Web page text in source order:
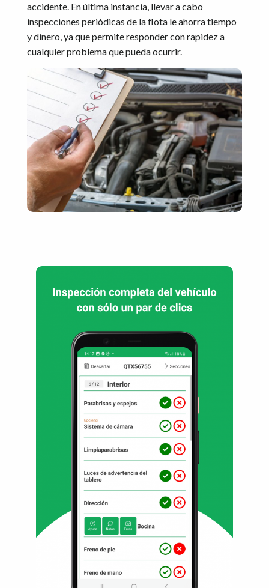
accidente. En última instancia, llevar a cabo
inspecciones periódicas de la flota le ahorra tiempo
y dinero, ya que permite responder con rapidez a
cualquier problema que pueda ocurrir.